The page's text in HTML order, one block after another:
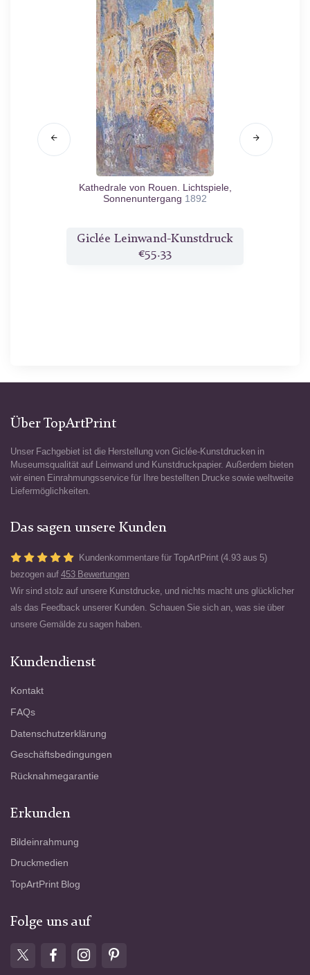
Kathedrale von Rouen. Lichtspiele,
Sonnenuntergang 1892
Giclée Leinwand-Kunstdruck
€55.33
Über TopArtPrint
Unser Fachgebiet ist die Herstellung von Giclée-Kunstdrucken in
Museumsqualität auf Leinwand und Kunstdruckpapier. Außerdem bieten
wir einen Einrahmungsservice für Ihre bestellten Drucke sowie weltweite
Liefermöglichkeiten.
Das sagen unsere Kunden
Kundenkommentare für TopArtPrint (4.93 aus 5)
bezogen auf 453 Bewertungen
Wir sind stolz auf unsere Kunstdrucke, und nichts macht uns glücklicher
als das Feedback unserer Kunden. Schauen Sie sich an, was sie über
unsere Gemälde zu sagen haben.
Kundendienst
Kontakt
FAQs
Datenschutzerklärung
Geschäftsbedingungen
Rücknahmegarantie
Erkunden
Bildeinrahmung
Druckmedien
TopArtPrint Blog
Folge uns auf